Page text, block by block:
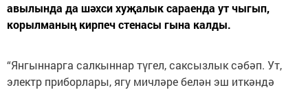
авылында да шәхси хуҗалык сараенда ут чыгып,
корылманың кирпеч стенасы гына калды.
“Янгыннарга салкыннар түгел, саксызлык сәбәп. Ут,
электр приборлары, ягу мичләре белән эш иткәндә